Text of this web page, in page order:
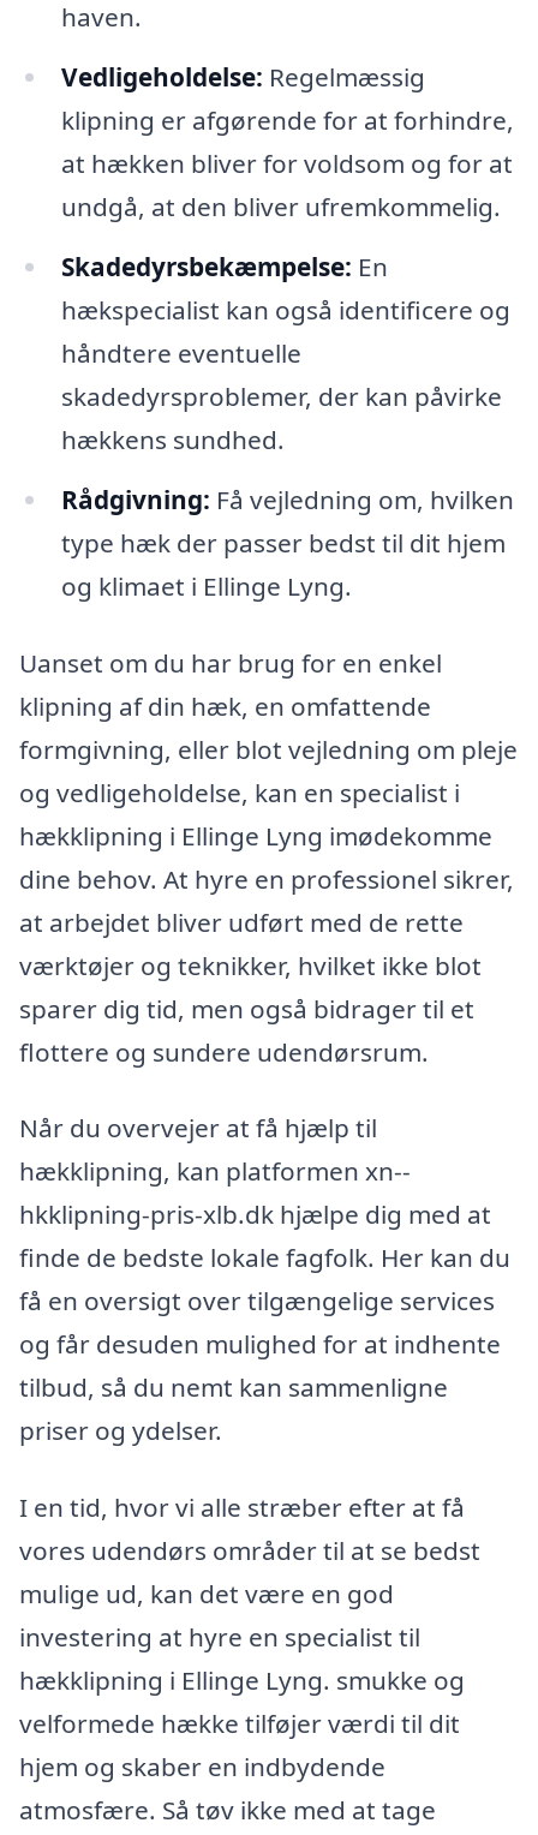
haven.
Vedligeholdelse: Regelmæssig
klipning er afgørende for at forhindre,
at hækken bliver for voldsom og for at
undgå, at den bliver ufremkommelig.
Skadedyrsbekæmpelse: En
hækspecialist kan også identificere og
håndtere eventuelle
skadedyrsproblemer, der kan påvirke
hækkens sundhed.
Rådgivning: Få vejledning om, hvilken
type hæk der passer bedst til dit hjem
og klimaet i Ellinge Lyng.
Uanset om du har brug for en enkel
klipning af din hæk, en omfattende
formgivning, eller blot vejledning om pleje
og vedligeholdelse, kan en specialist i
hækklipning i Ellinge Lyng imødekomme
dine behov. At hyre en professionel sikrer,
at arbejdet bliver udført med de rette
værktøjer og teknikker, hvilket ikke blot
sparer dig tid, men også bidrager til et
flottere og sundere udendørsrum.
Når du overvejer at få hjælp til
hækklipning, kan platformen xn--
hkklipning-pris-xlb.dk hjælpe dig med at
finde de bedste lokale fagfolk. Her kan du
få en oversigt over tilgængelige services
og får desuden mulighed for at indhente
tilbud, så du nemt kan sammenligne
priser og ydelser.
I en tid, hvor vi alle stræber efter at få
vores udendørs områder til at se bedst
mulige ud, kan det være en god
investering at hyre en specialist til
hækklipning i Ellinge Lyng. smukke og
velformede hække tilføjer værdi til dit
hjem og skaber en indbydende
atmosfære. Så tøv ikke med at tage